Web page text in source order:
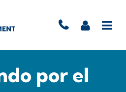
por el